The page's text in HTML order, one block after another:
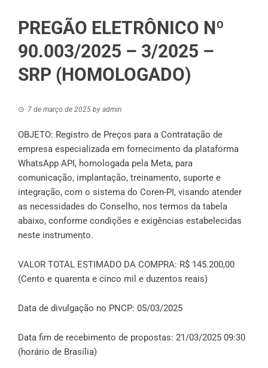
PREGÃO ELETRÔNICO Nº
90.003/2025 – 3/2025 –
SRP (HOMOLOGADO)
7 de março de 2025 by admin
OBJETO: Registro de Preços para a Contratação de
empresa especializada em fornecimento da plataforma
WhatsApp API, homologada pela Meta, para
comunicação, implantação, treinamento, suporte e
integração, com o sistema do Coren-PI, visando atender
as necessidades do Conselho, nos termos da tabela
abaixo, conforme condições e exigências estabelecidas
neste instrumento.
VALOR TOTAL ESTIMADO DA COMPRA: R$ 145.200,00
(Cento e quarenta e cinco mil e duzentos reais)
Data de divulgação no PNCP: 05/03/2025
Data fim de recebimento de propostas: 21/03/2025 09:30
(horário de Brasília)